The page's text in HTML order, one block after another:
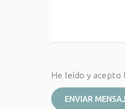
He leído y acepto